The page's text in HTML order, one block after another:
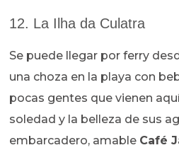
12. La Ilha da Culatra
Se puede llegar por ferry
una choza en la playa con
pocas gentes que vienen
soledad y la belleza de sus
embarcadero, amable Café